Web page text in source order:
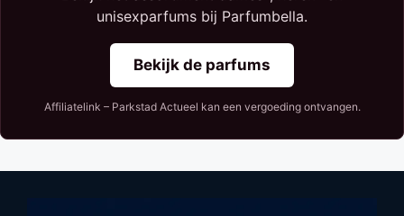
unisexparfums bij Parfumbella.
Bekijk de parfums
Affiliatelink – Parkstad Actueel kan een vergoeding ontvangen.